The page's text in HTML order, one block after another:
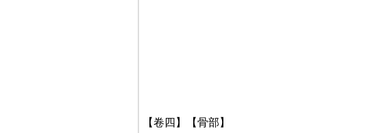
【卷四】【骨部】